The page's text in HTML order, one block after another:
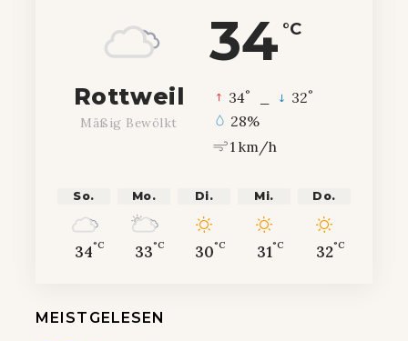
34 °C
Rottweil
Mäßig Bewölkt
34° 32°
28%
1 km/h
So.
34°C
Mo.
33°C
Di.
30°C
Mi.
31°C
Do.
32°C
MEISTGELESEN